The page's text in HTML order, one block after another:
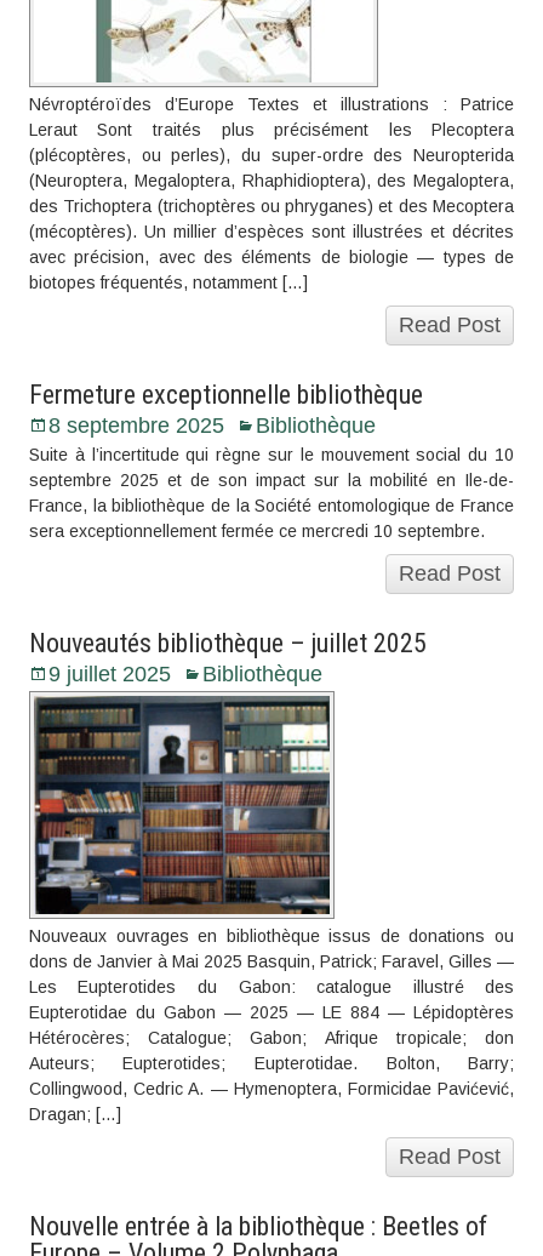
Névroptéroïdes d’Europe Textes et illustrations : Patrice
Leraut Sont traités plus précisément les Plecoptera
(plécoptères, ou perles), du super-ordre des Neuropterida
(Neuroptera, Megaloptera, Rhaphidioptera), des Megaloptera,
des Trichoptera (trichoptères ou phryganes) et des Mecoptera
(mécoptères). Un millier d’espèces sont illustrées et décrites
avec précision, avec des éléments de biologie — types de
biotopes fréquentés, notamment […]
Read Post
Fermeture exceptionnelle bibliothèque
8 septembre 2025 Bibliothèque
Suite à l’incertitude qui règne sur le mouvement social du 10
septembre 2025 et de son impact sur la mobilité en Ile-de-
France, la bibliothèque de la Société entomologique de France
sera exceptionnellement fermée ce mercredi 10 septembre.
Read Post
Nouveautés bibliothèque – juillet 2025
9 juillet 2025 Bibliothèque
Nouveaux ouvrages en bibliothèque issus de donations ou
dons de Janvier à Mai 2025 Basquin, Patrick; Faravel, Gilles —
Les Eupterotides du Gabon: catalogue illustré des
Eupterotidae du Gabon — 2025 — LE 884 — Lépidoptères
Hétérocères; Catalogue; Gabon; Afrique tropicale; don
Auteurs; Eupterotides; Eupterotidae. Bolton, Barry;
Collingwood, Cedric A. — Hymenoptera, Formicidae Pavićević,
Dragan; […]
Read Post
Nouvelle entrée à la bibliothèque : Beetles of